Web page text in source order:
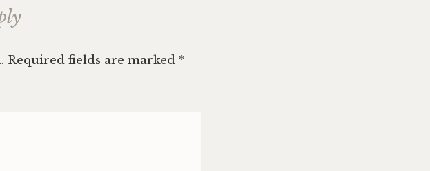
сміття
Required fields are marked *